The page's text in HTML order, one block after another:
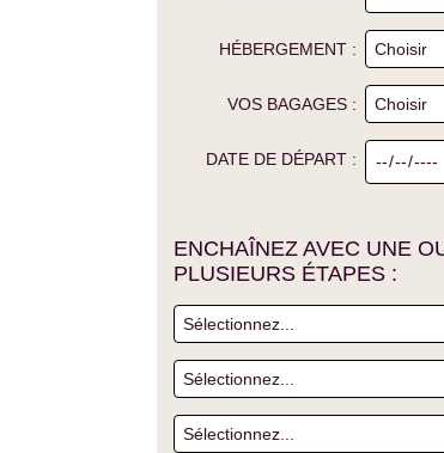
HÉBERGEMENT :
VOS BAGAGES :
DATE DE DÉPART :
ENCHAÎNEZ AVEC UNE
PLUSIEURS ÉTAPES :